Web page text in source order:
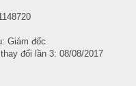
Giám đốc
đổi lần 3: 08/08/2017